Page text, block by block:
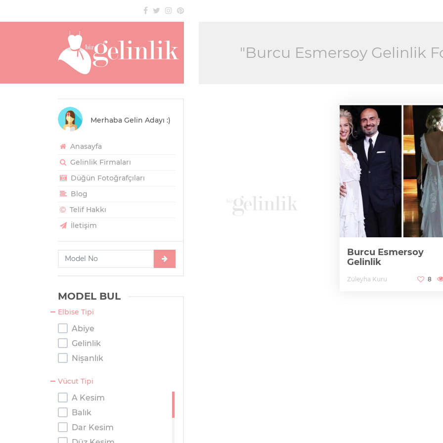
Merhaba Gelin Adayı :)
Anasayfa
Gelinlik Firmaları
Düğün Fotoğrafçıları
Blog
Telif Hakkı
İletişim
MODEL BUL
Elbise Tipi
Abiye
Gelinlik
Nişanlık
Vücut Tipi
A Kesim
Balık
Dar Kesim
"Burcu Esmersoy Gelinlik
Burcu Esmersoy
Gelinlik
Züleyha Kuru 8